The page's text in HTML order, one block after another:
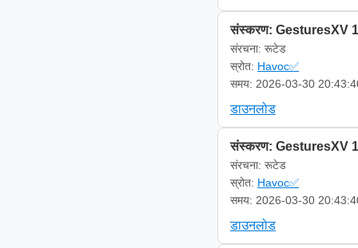
संस्करण: GesturesXV
संरचना: रूटेड
स्रोत: Havoc✅
समय: 2026-03-30
डाउनलोड
संस्करण: GesturesXV
संरचना: रूटेड
स्रोत: Havoc✅
समय: 2026-03-30
डाउनलोड